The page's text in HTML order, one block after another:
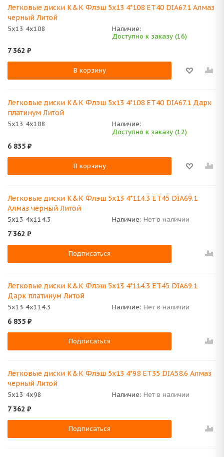
Легковые диски K&K Флэш 5x13 4*108 ET40 DIA67.1 Алмаз
черный Литой
5x13 4x108
Наличие:
Доступно к заказу (16)
7 362 ₽
В корзину
Легковые диски K&K Флэш 5x13 4*108 ET40 DIA67.1 Дарк
платинум Литой
5x13 4x108
Наличие:
Доступно к заказу (12)
6 835 ₽
В корзину
Легковые диски K&K Флэш 5x13 4*114.3 ET45 DIA69.1
Алмаз черный Литой
5x13 4x114.3 Наличие: Нет в наличии
7 362 ₽
Подписаться
Легковые диски K&K Флэш 5x13 4*114.3 ET45 DIA69.1
Дарк платинум Литой
5x13 4x114.3 Наличие: Нет в наличии
6 835 ₽
Подписаться
Легковые диски K&K Флэш 5x13 4*98 ET35 DIA58.6 Алмаз
черный Литой
5x13 4x98 Наличие: Нет в наличии
7 362 ₽
Подписаться